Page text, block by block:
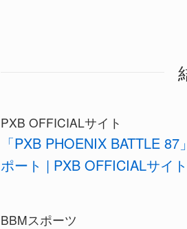
PXB OFFICIALサイト
「PXB PHOENIX BATTLE
ポート | PXB OFFICIALサイト
BBMスポーツ